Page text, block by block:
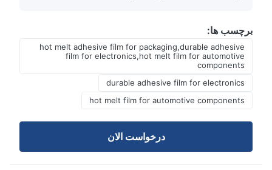
برچسب ها:
hot melt adhesive film for packaging,durable adhesive
film for electronics,hot melt film for automotive
components
durable adhesive film for electronics
hot melt film for automotive components
درخواست الان